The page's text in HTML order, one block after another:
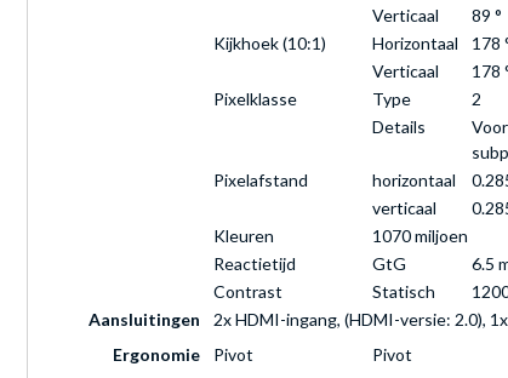
Verticaal
89 °
Kijkhoek (10:1)
Horizontaal
178
Verticaal
178
Pixelklasse
Type
2
Details
Pixelafstand
horizontaal
verticaal
Kleuren
1070 miljoen
Reactietijd
GtG
6.5
Contrast
Statisch
Aansluitingen
2x HDMI-ingang, (HDMI-versie: 2.0),
Ergonomie
Pivot
Pivot